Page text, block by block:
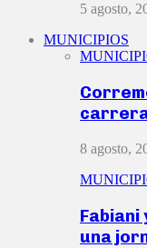
5 agosto,
MUNICIPIOS
8 agosto,
Fabiani
una